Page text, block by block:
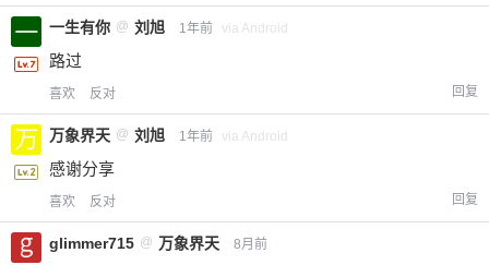
一生有你 @ 刘旭 1年前 via Android
路过
喜欢 反对 回复
万象界天 @ 刘旭 1年前 via Android
感谢分享
喜欢 反对 回复
glimmer715 @ 万象界天 8月前